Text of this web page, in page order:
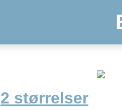
2 størrelser